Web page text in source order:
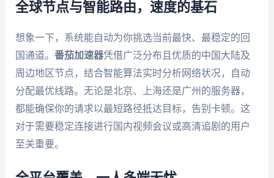
全球节点与智能路由，速度的基石
想象一下，系统能自动为你挑选当前最快、最稳定的回
国通道。 番茄加速器凭借广泛分布且优质的中国大陆及
周边地区节点，结合智能算法实时分析网络状况，自动
分配最优线路。无论是北京、上海还是广州的服务器，
都能确保你的请求以最短路径抵达目标，告别卡顿。这
对于需要稳定连接进行国内视频会议或高清追剧的用户
至关重要。